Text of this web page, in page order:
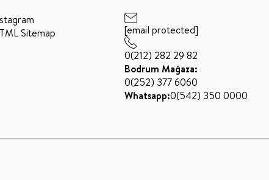
Sitemap
[email protected]
0(212) 282 29 82
Bodrum Mağaza:
0(252) 377 6060
Whatsapp:0(542) 350 0000